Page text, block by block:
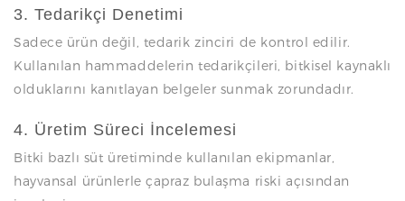
3. Tedarikçi Denetimi
Sadece ürün değil, tedarik zinciri de kontrol edilir.
Kullanılan hammaddelerin tedarikçileri, bitkisel kaynaklı
olduklarını kanıtlayan belgeler sunmak zorundadır.
4. Üretim Süreci İncelemesi
Bitki bazlı süt üretiminde kullanılan ekipmanlar,
hayvansal ürünlerle çapraz bulaşma riski açısından